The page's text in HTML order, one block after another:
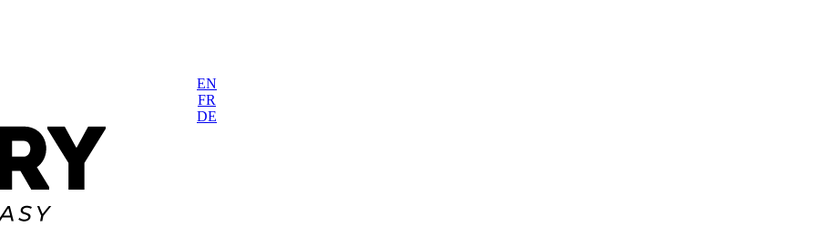
EN
FR
DE